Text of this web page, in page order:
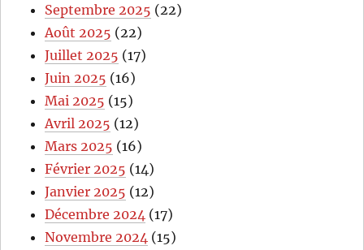
Septembre 2025 (22)
Août 2025 (22)
Juillet 2025 (17)
Juin 2025 (16)
Mai 2025 (15)
Avril 2025 (12)
Mars 2025 (16)
Février 2025 (14)
Janvier 2025 (12)
Décembre 2024 (17)
Novembre 2024 (15)